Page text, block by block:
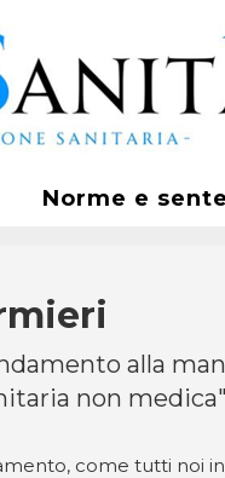
Norme e
alla
non medica"
come tutti noi